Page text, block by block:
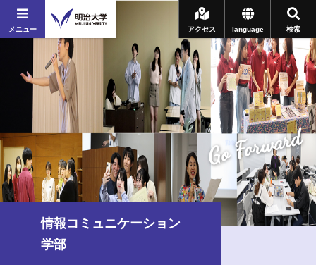
メニュー 検索
language
アクセス
Go Forward
情報コミュニケーション
学部